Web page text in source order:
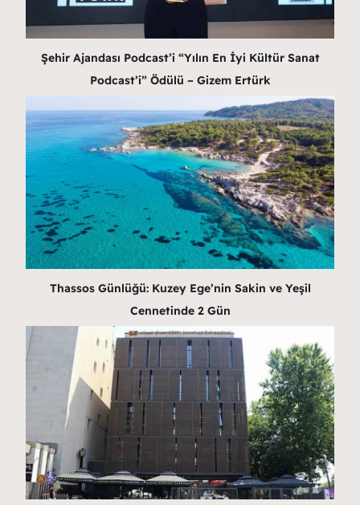
Şehir Ajandası Podcast’i “Yılın En İyi Kültür Sanat
Podcast’i” Ödülü – Gizem Ertürk
Thassos Günlüğü: Kuzey Ege’nin Sakin ve Yeşil
Cennetinde 2 Gün